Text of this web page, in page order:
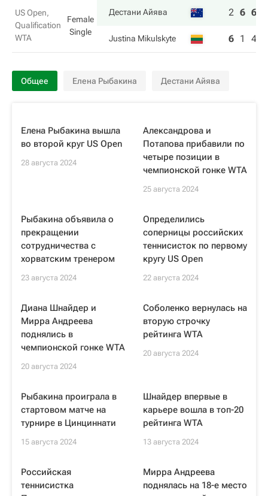
US Open,
Qualification
WTA
Female
Single
Дестани Айява 2 6 6
Justina Mikulskyte 6 1 4
Общее Елена Рыбакина Дестани Айява
Елена Рыбакина вышла
во второй круг US Open
28 августа 2024
Александрова и
Потапова прибавили по
четыре позиции в
чемпионской гонке WTA
25 августа 2024
Рыбакина объявила о
прекращении
сотрудничества с
хорватским тренером
23 августа 2024
Определились
соперницы российских
теннисисток по первому
кругу US Open
22 августа 2024
Диана Шнайдер и
Мирра Андреева
поднялись в
чемпионской гонке WTA
20 августа 2024
Соболенко вернулась на
вторую строчку
рейтинга WTA
20 августа 2024
Рыбакина проиграла в
стартовом матче на
турнире в Цинциннати
15 августа 2024
Шнайдер впервые в
карьере вошла в топ-20
рейтинга WTA
13 августа 2024
Российская
теннисистка
Мирра Андреева
поднялась на 18-е место